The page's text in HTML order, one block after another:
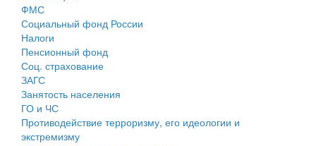
Антимонопольный комплаенс
Противодействие коррупции
Муниципальные программы
Контрольно-счетная палата
Персональные данные
Оценка регулирующего воздействия
Деятельность МУ
ФМС
Социальный фонд России
Налоги
Пенсионный фонд
Соц. страхование
ЗАГС
Занятость населения
ГО и ЧС
Противодействие терроризму, его идеологии и
экстремизму